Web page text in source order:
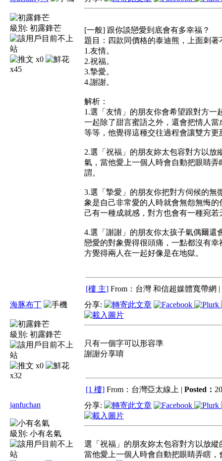
級別: 初露鋒芒
x0
x45
[一般] 跟你談戀愛到底會有多幸福？
題目：四款同價格的泰迪熊，上面刺
1.友情。
2.祝福。
3.摯愛。
4.謝謝。
解析：
1.選「友情」的朋友你會希望跟對方
一起除了甜言蜜語之外，還會把情人
等等，他覺得這種交往過程會讓雙方
2.選「祝福」的朋友妳太包容對方以放
氣，當他愛上一個人時會自動把眼睛
謂。
3.選「摯愛」的朋友你把對方伺候的無
象是自己非常愛的人時就會無怨無悔
己有一種成就感，對方也會有一種宛
4.選「謝謝」的朋友你太孩子氣偶爾還
戀愛的對象覺得很頭痛，一點都沒有
方覺得兩人在一起好像是在地獄。
[樓 主] From：台灣 和信超媒體寬帶網 |
海豚布丁
級別: 初露鋒芒
x0
x32
分享:
只有一個字可以形容準
謝謝分享唷
[1 樓] From：台灣亞太線上 | Posted：
janfuchan
級別: 小有名氣
分享:
選「祝福」的朋友妳太包容對方以放
當他愛上一個人時會自動把眼睛弄瞎